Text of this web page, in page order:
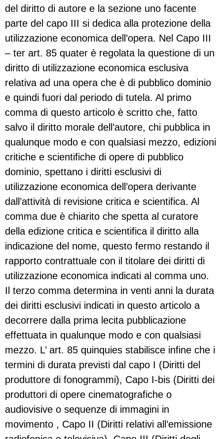
del diritto di autore e la sezione uno facente
parte del capo III si dedica alla protezione della
utilizzazione economica dell’opera. Nel Capo III
– ter art. 85 quater è regolata la questione di un
diritto di utilizzazione economica esclusiva
relativa ad una opera che è di pubblico dominio
e quindi fuori dal periodo di tutela. Al primo
comma di questo articolo è scritto che, fatto
salvo il diritto morale dell’autore, chi pubblica in
qualunque modo e con qualsiasi mezzo, edizioni
critiche e scientifiche di opere di pubblico
dominio, spettano i diritti esclusivi di
utilizzazione economica dell’opera derivante
dall’attività di revisione critica e scientifica. Al
comma due è chiarito che spetta al curatore
della edizione critica e scientifica il diritto alla
indicazione del nome, questo fermo restando il
rapporto contrattuale con il titolare dei diritti di
utilizzazione economica indicati al comma uno.
Il terzo comma determina in venti anni la durata
dei diritti esclusivi indicati in questo articolo a
decorrere dalla prima lecita pubblicazione
effettuata in qualunque modo e con qualsiasi
mezzo. L’ art. 85 quinquies stabilisce infine che i
termini di durata previsti dal capo I (Diritti del
produttore di fonogrammi), Capo I-bis (Diritti dei
produttori di opere cinematografiche o
audiovisive o sequenze di immagini in
movimento , Capo II (Diritti relativi all’emissione